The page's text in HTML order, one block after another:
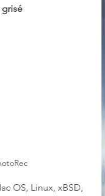
OS, Linux, xBSD,